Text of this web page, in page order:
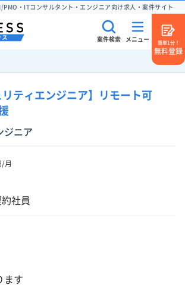
PMO・ITコンサルタント・エンジニア向け求人・案件サイト
案件検索 メニュー
簡単1分！
無料登録
リティエンジニア】リモート可
ジニア
/月
社員
ます